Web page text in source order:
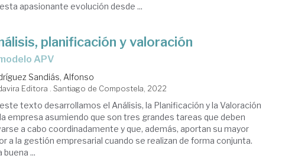
apasionante evolución desde ...
planificación y valoración
modelo APV
Sandiás, Alfonso
Editora . Santiago de Compostela, 2022
texto desarrollamos el Análisis, la Planificación y la Valoración
empresa asumiendo que son tres grandes tareas que deben
a cabo coordinadamente y que, además, aportan su mayor
a la gestión empresarial cuando se realizan de forma conjunta.
buena ...